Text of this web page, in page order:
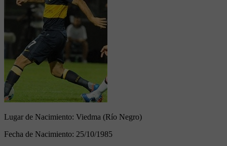
Lugar de Nacimiento: Viedma (Río Negro)
Fecha de Nacimiento: 25/10/1985